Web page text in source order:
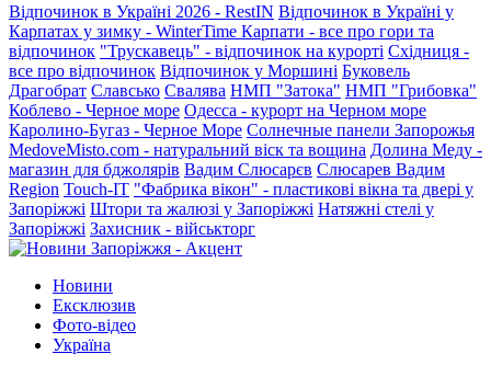
Відпочинок в Україні 2026 - RestIN Відпочинок в Україні у
Карпатах у зимку - WinterTime Карпати - все про гори та
відпочинок "Трускавець" - відпочинок на курорті Східниця -
все про відпочинок Відпочинок у Моршині Буковель
Драгобрат Славсько Свалява НМП "Затока" НМП "Грибовка"
Коблево - Черное море Одесса - курорт на Черном море
Каролино-Бугаз - Черное Море Солнечные панели Запорожья
MedoveMisto.com - натуральний віск та вощина Долина Меду -
магазин для бджолярів Вадим Слюсарєв Слюсарев Вадим
Region Touch-IT "Фабрика вікон" - пластикові вікна та двері у
Запоріжжі Штори та жалюзі у Запоріжжі Натяжні стелі у
Запоріжжі Захисник - військторг
Новини
Ексклюзив
Фото-відео
Україна